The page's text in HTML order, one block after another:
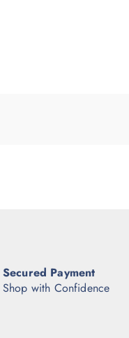
Secured Payment
Shop with Confidence